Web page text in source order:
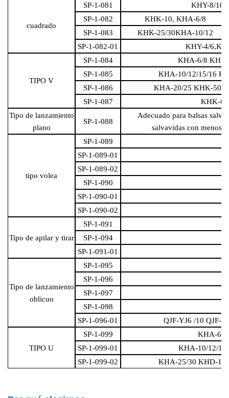
cuadrado
SP-1-081
KHY-8/10/
SP-1-082
KHK-10, KHA-6/8
SP-1-083
KHK-25/30KHA-10/12
SP-1-082-01
KHY-4/
TIPO V
SP-1-084
KHA-6/8
SP-1-085
KHA-10/12/15/16
SP-1-086
KHA-20/25 KHK-50/
SP-1-087
KHK-6
Tipo de lanzamiento
plano
SP-1-088
Adecuado para balsas
salvavidas con menos
tipo volea
SP-1-089
SP-1-089-01
SP-1-089-02
SP-1-090
SP-1-090-01
SP-1-090-02
Tipo de apilar y tirar
SP-1-091
SP-1-094
SP-1-091-01
Tipo de lanzamiento
oblicuo
SP-1-095
SP-1-096
SP-1-097
SP-1-098
SP-1-096-01
QJF-YJ6 /10 QJF-
TIPO U
SP-1-099
KHA-6/8
SP-1-099-01
KHA-10/12/
SP-1-099-02
KHA-25/30 KHD-12/